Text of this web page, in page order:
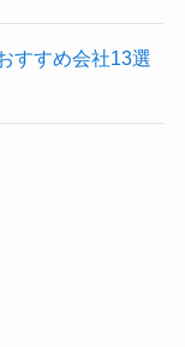
すすめ会社13選